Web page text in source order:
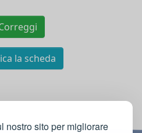
nostro sito per migliorare
la scheda